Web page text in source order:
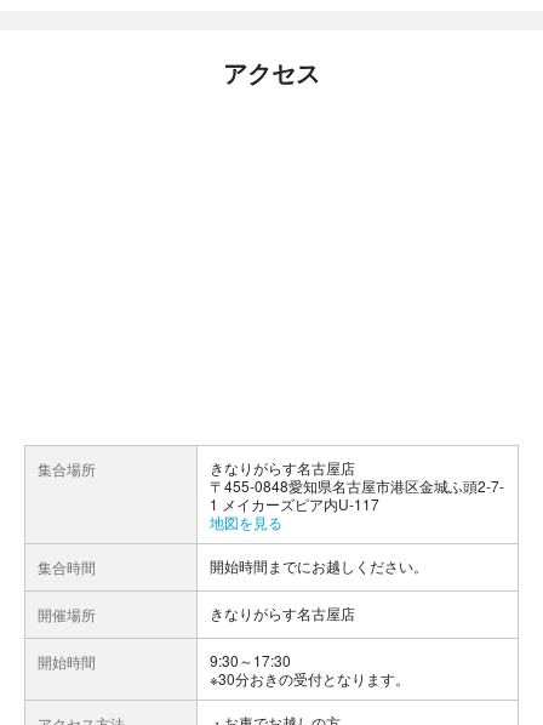
アクセス
集合場所
きなりがらす名古屋店
〒455-0848愛知県名古屋市港区金城ふ頭2-7-
1 メイカーズピア内U-117
地図を見る
集合時間 開始時間までにお越しください。
開催場所 きなりがらす名古屋店
開始時間
9:30～17:30
※30分おきの受付となります。